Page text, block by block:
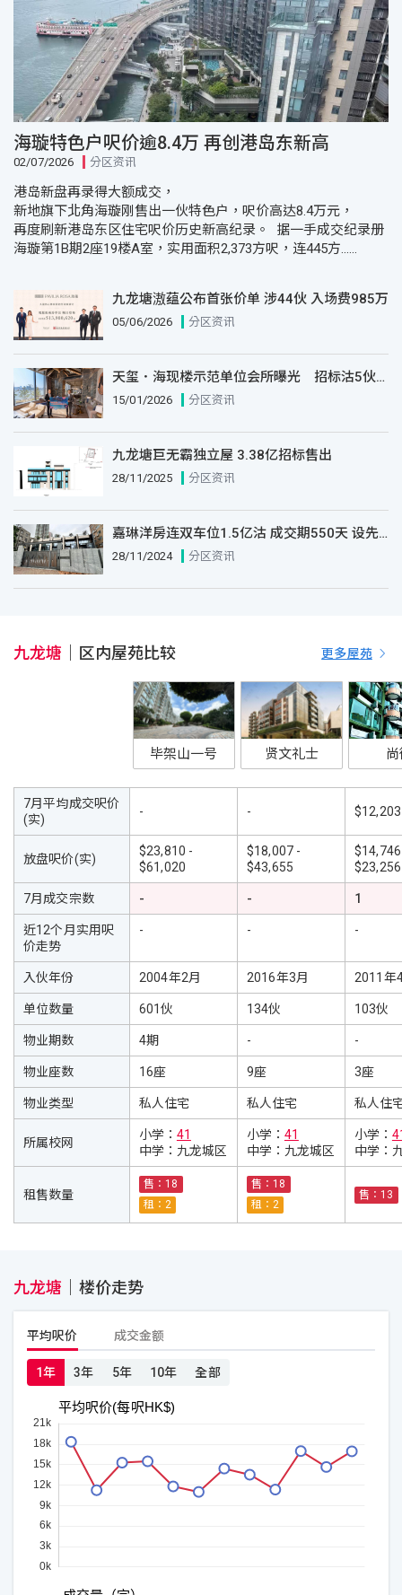
海璇特色户呎价逾8.4万 再创港岛东新高
02/07/2026 分区资讯
港岛新盘再录得大额成交，
新地旗下北角海璇刚售出一伙特色户，呎价高达8.4万元，
再度刷新港岛东区住宅呎价历史新高纪录。 据一手成交纪录册，
海璇第1B期2座19楼A室，实用面积2,373方呎，连445方......
九龙塘滶蕴公布首张价单 涉44伙 入场费985万
05/06/2026 分区资讯
天玺．海现楼示范单位会所曝光 招标沽5伙套现逾2.7亿 再加推7伙
15/01/2026 分区资讯
九龙塘巨无霸独立屋 3.38亿招标售出
28/11/2025 分区资讯
嘉琳洋房连双车位1.5亿沽 成交期550天 设先住后付
28/11/2024 分区资讯
九龙塘 区内屋苑比较 更多屋苑
7月平均成交呎价
(实)
放盘呎价(实)
7月成交宗数
近12个月实用呎
价走势
入伙年份
单位数量
物业期数
物业座数
物业类型
所属校网
租售数量
毕架山一号
-
$23,810 -
$61,020
-
-
2004年2月
601伙
4期
16座
私人住宅
小学： 41
中学： 九龙城区
售：18
租：2
贤文礼士
-
$18,007 -
$43,655
-
-
2016年3月
134伙
-
9座
私人住宅
小学： 41
中学： 九龙城区
售：18
租：2
$12,203
$23,256
1
-
2011年
103伙
-
3座
私人住
小学：
中学：
售：13
九龙塘 楼价走势
平均呎价 成交金额
1年 3年 5年 10年 全部